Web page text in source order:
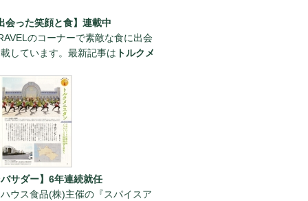
会った笑顔と食】連載中
のコーナーで素敵な食に出会
しています。最新記事は トルクメ
バサダー】6年連続就任
ウス食品(株)主催の『スパイスア